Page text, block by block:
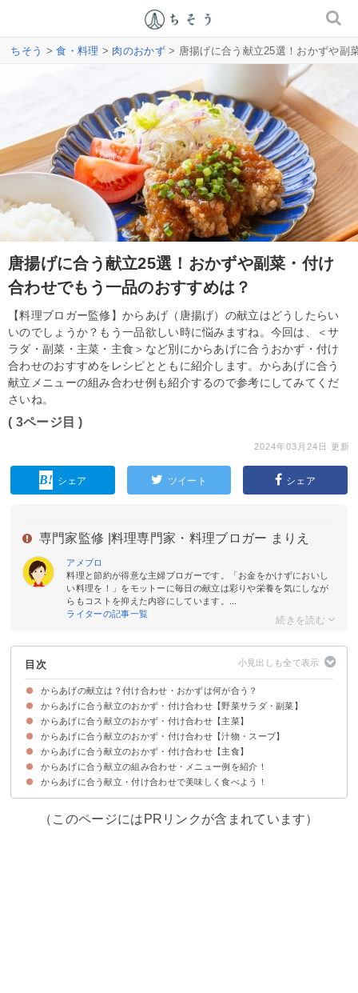
ちそう >食・料理 > 肉のおかず> 唐揚げに合う献立25選！おかずや副
唐揚げに合う献立25選！おかずや副菜・付け
合わせでもう一品のおすすめは？
【料理ブロガー監修】からあげ（唐揚げ）の献立はどうしたらい
いのでしょうか？もう一品欲しい時に悩みますね。今回は、＜サ
ラダ・副菜・主菜・主食＞など別にからあげに合うおかず・付け
合わせのおすすめをレシピとともに紹介します。からあげに合う
献立メニューの組み合わせ例も紹介するので参考にしてみてくだ
さいね。
( 3ページ目 )
2024年03月24日 更新
シェア ツイート シェア
専門家監修 | 料理専門家・料理ブロガー まりえ
アメブロ
料理と節約が得意な主婦ブロガーです。「お金をかけずにおいし
い料理を！」をモットーに毎日の献立は彩りや栄養を気にしなが
らもコストを抑えた内容にしています。...
ライターの記事一覧
目次
からあげの献立は？付け合わせ・おかずは何が合う？
からあげに合う献立のおかず・付け合わせ【野菜サラダ・副菜】
①にんじんサラダ
②トマトといんげんのサラダ
③かぼちゃとさつまいものサラダ
④水菜と梅しそのサラダ
⑤きゅうりの即席柚子こしょう漬け
⑥いかとじゃがいもの明太バター醤油炒め
⑦ 焼きパプリカのハニーレモンマリネ
⑧もずくとえのきだけの酢の物
⑨ひよこ豆とルッコラのサラダ
⑩大根サラダ
からあげに合う献立のおかず・付け合わせ【主菜】
①八宝菜
②いかとチンゲン菜の炒め物
③筑前煮
④海老グラタン
⑤エビフライ
からあげに合う献立のおかず・付け合わせ【汁物・スープ】
①豆乳キムチスープ
②酸辣湯
③豚汁
④かぼちゃの豆乳ポタージュ
⑤ワンタンスープ
⑥野菜たっぷり味噌汁
からあげに合う献立のおかず・付け合わせ【主食】
①じゃことわかめのふりかけご飯
②カレーマヨパスタ
③きのことさつまいものカルボナーラ
④焼きそば
からあげに合う献立の組み合わせ・メニュー例を紹介！
献立メニュー例①
献立メニュー例②
献立メニュー例③
からあげに合う献立・付け合わせで美味しく食べよう！
（このページにはPRリンクが含まれています）